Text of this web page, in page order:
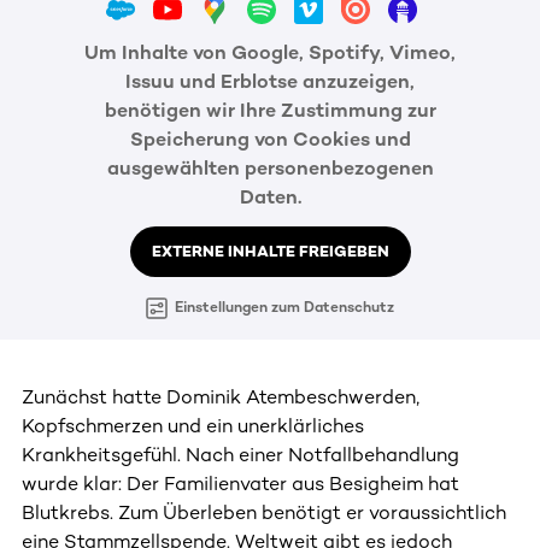
Um Inhalte von Google, Spotify, Vimeo,
Issuu und Erblotse anzuzeigen,
benötigen wir Ihre Zustimmung zur
Speicherung von Cookies und
ausgewählten personenbezogenen
Daten.
EXTERNE INHALTE FREIGEBEN
Einstellungen zum Datenschutz
Zunächst hatte Dominik Atembeschwerden,
Kopfschmerzen und ein unerklärliches
Krankheitsgefühl. Nach einer Notfallbehandlung
wurde klar: Der Familienvater aus Besigheim hat
Blutkrebs. Zum Überleben benötigt er voraussichtlich
eine Stammzellspende. Weltweit gibt es jedoch